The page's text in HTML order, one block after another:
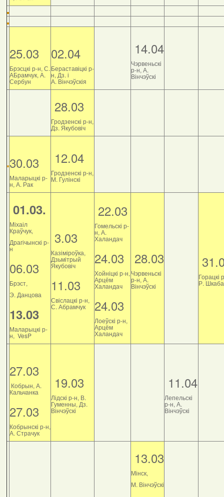
25.03
Брэсцкі р-н, С.
АБрамчук, А.
Сербун
02.04
Бераставіцкі р-
н, Дз. і
А. Вінчэўскія
14.04
Чэрвеньскі
р-н, А.
Вінчэўскі
28.03
Гродзенскі р-н,
Дз. Якубовіч
30.03
Маларыцкі р-
н, А. Рак
12.04
Гродзенскі р-н,
М. Гулінскі
01.03.
Міхаіл
Краўчук,
Драгічынскі р-
н
06.03
Брэст,
Э. Данцова
13.03
Маларыцкі р-
н, VesP
3.03
Казіміроўка,
Дзьмітрый
Якубовіч
11.03
Свіслацкі р-н,
С. Абрамчук
22.03
Гомельскі р-
н, А.
Халандач
24.03
Хойніцкі р-н,
Арцём
Халандач
24.03
Лоеўскі р-н,
Арцём
Халандач
28.03
Чэрвеньскі
р-н, А.
Вінчэўскі
Горацкі
Р.
27.03
Кобрын, А.
Кальчанка
27.03
Кобрынскі р-н,
А. Страчук
19.03
Лідскі р-н, В.
Гуменны, Дз.
Вінчэўскі
11.04
Лепельскі
р-н, А.
Вінчэўскі
13.03
Мінск,
М. Вінчэўскі